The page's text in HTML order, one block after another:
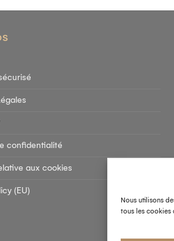
Nous utilisons
tous les cookies
confidentialité
aux cookies
(EU)